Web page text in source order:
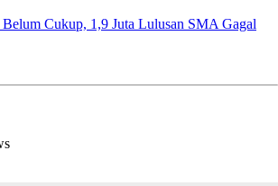
Cukup, 1,9 Juta Lulusan SMA Gagal